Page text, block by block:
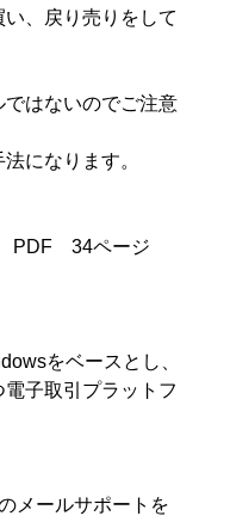
い、戻り売りをして
はないのでご注意
になります。
PDF 34ページ
をベースとし、
子取引プラットフ
メールサポートを